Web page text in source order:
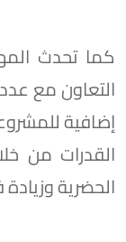
كما تحدث
التعاون مع
إضافية
القدرات من
الحضرية